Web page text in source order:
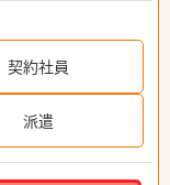
契約社員
派遣